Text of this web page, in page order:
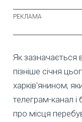
Як зазначається
пізніше січня
харків'янином,
телеграм-канал
про місця